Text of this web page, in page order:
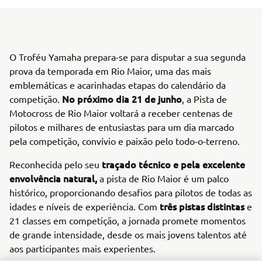
O Troféu Yamaha prepara-se para disputar a sua segunda
prova da temporada em Rio Maior, uma das mais
emblemáticas e acarinhadas etapas do calendário da
competição. No próximo dia 21 de junho, a Pista de
Motocross de Rio Maior voltará a receber centenas de
pilotos e milhares de entusiastas para um dia marcado
pela competição, convívio e paixão pelo todo-o-terreno.
Reconhecida pelo seu traçado técnico e pela excelente
envolvência natural, a pista de Rio Maior é um palco
histórico, proporcionando desafios para pilotos de todas as
idades e níveis de experiência. Com três pistas distintase
21 classes em competição, a jornada promete momentos
de grande intensidade, desde os mais jovens talentos até
aos participantes mais experientes.